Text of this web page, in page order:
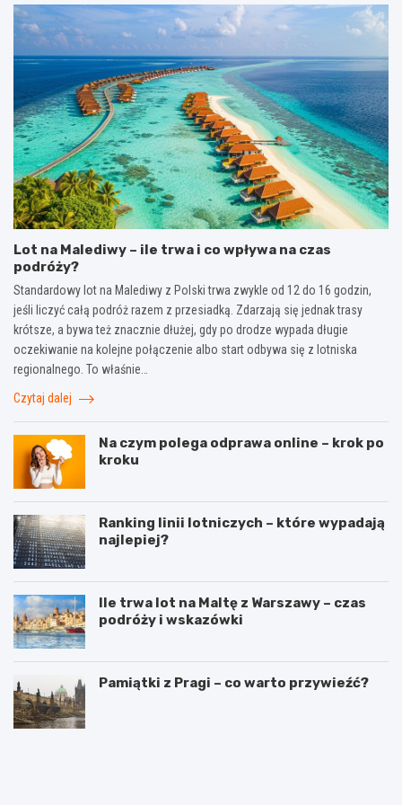
Lot na Malediwy – ile trwa i co wpływa na czas
podróży?
Standardowy lot na Malediwy z Polski trwa zwykle od 12 do 16 godzin,
jeśli liczyć całą podróż razem z przesiadką. Zdarzają się jednak trasy
krótsze, a bywa też znacznie dłużej, gdy po drodze wypada długie
oczekiwanie na kolejne połączenie albo start odbywa się z lotniska
regionalnego. To właśnie…
Czytaj dalej
Na czym polega odprawa online – krok po
kroku
Ranking linii lotniczych – które wypadają
najlepiej?
Ile trwa lot na Maltę z Warszawy – czas
podróży i wskazówki
Pamiątki z Pragi – co warto przywieźć?
T
W